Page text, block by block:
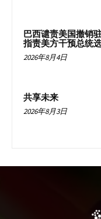
巴西谴责美国撤销
指责美方干预总统
2026年8月4日
共享未来
2026年8月3日